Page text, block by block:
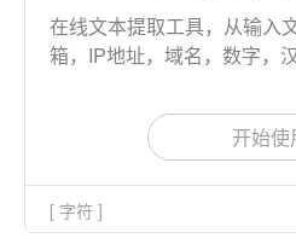
在线文本提取工具，从输入
箱，IP地址，域名，数字，
开始使
[ 字符 ]